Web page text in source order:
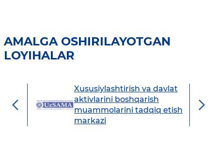
AMALGA OSHIRILAYOTGAN
LOYIHALAR
Xususiylashtirish va davlat
aktivlarini boshqarish
muammolarini tadqiq etish
markazi